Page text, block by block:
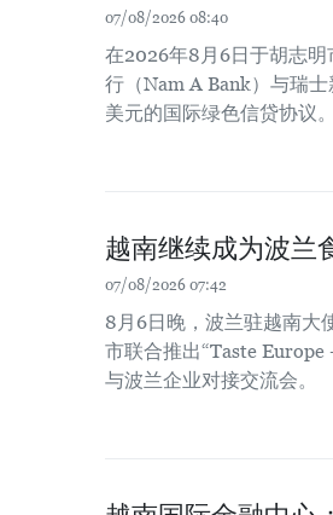
07/08/2026 08:40
在2026年8月6日于胡志明
行（Nam A Bank）与瑞
美元的国际绿色信贷协议。
越南继续成为波兰
07/08/2026 07:42
8月6日晚，波兰驻越南大
市联合推出“Taste
与波兰企业对接交流会。